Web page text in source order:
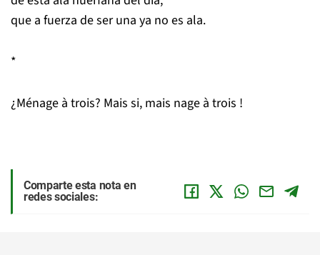
que a fuerza de ser una ya no es ala.
*
¿Ménage à trois? Mais si, mais nage à trois !
Comparte esta nota en
redes sociales: